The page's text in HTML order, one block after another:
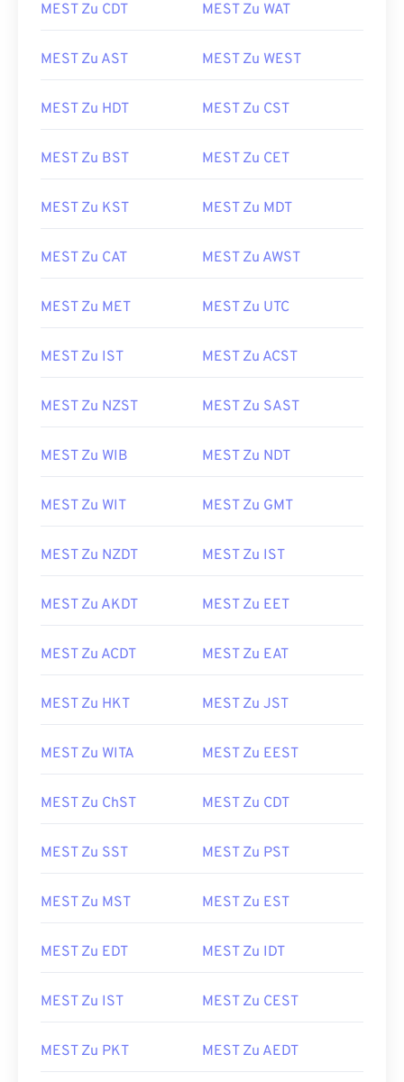
MEST Zu CDT MEST Zu WAT
MEST Zu AST MEST Zu WEST
MEST Zu HDT MEST Zu CST
MEST Zu BST MEST Zu CET
MEST Zu KST MEST Zu MDT
MEST Zu CAT MEST Zu AWST
MEST Zu MET MEST Zu UTC
MEST Zu IST MEST Zu ACST
MEST Zu NZST MEST Zu SAST
MEST Zu WIB MEST Zu NDT
MEST Zu WIT MEST Zu GMT
MEST Zu NZDT MEST Zu IST
MEST Zu AKDT MEST Zu EET
MEST Zu ACDT MEST Zu EAT
MEST Zu HKT MEST Zu JST
MEST Zu WITA MEST Zu EEST
MEST Zu ChST MEST Zu CDT
MEST Zu SST MEST Zu PST
MEST Zu MST MEST Zu EST
MEST Zu EDT MEST Zu IDT
MEST Zu IST MEST Zu CEST
MEST Zu PKT MEST Zu AEDT